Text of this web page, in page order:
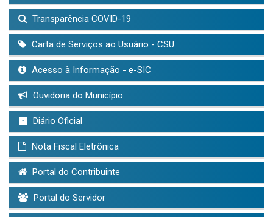
Transparência COVID-19
Carta de Serviços ao Usuário - CSU
Acesso à Informação - e-SIC
Ouvidoria do Município
Diário Oficial
Nota Fiscal Eletrônica
Portal do Contribuinte
Portal do Servidor